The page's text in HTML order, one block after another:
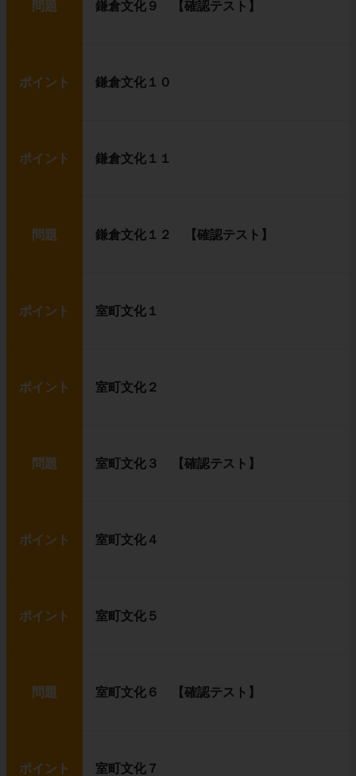
問題 鎌倉文化９ 【確認テスト】
ポイント 鎌倉文化１０
ポイント 鎌倉文化１１
問題 鎌倉文化１２ 【確認テスト】
ポイント 室町文化１
ポイント 室町文化２
問題 室町文化３ 【確認テスト】
ポイント 室町文化４
ポイント 室町文化５
問題 室町文化６ 【確認テスト】
ポイント 室町文化７